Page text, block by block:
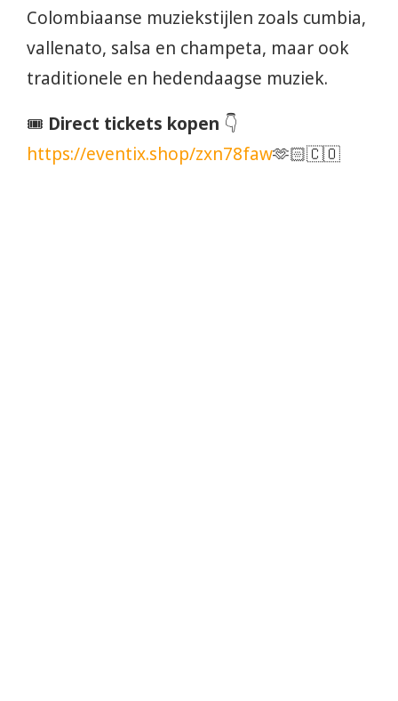
Colombiaanse muziekstijlen zoals cumbia,
vallenato, salsa en champeta, maar ook
traditionele en hedendaagse muziek.
🎟️ Direct tickets kopen 👇
https://eventix.shop/zxn78faw🫶🏻🇨🇴